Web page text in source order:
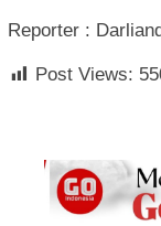
Reporter :
Post Views: